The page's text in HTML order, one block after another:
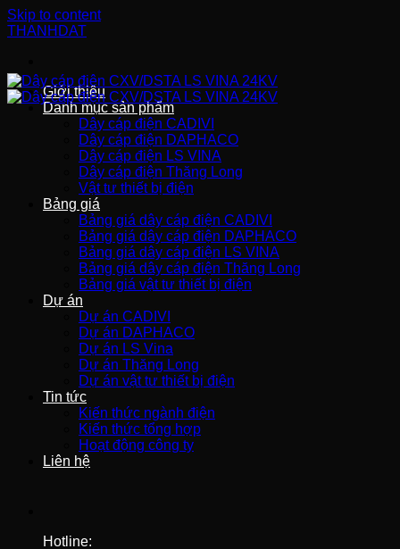
Skip to content
THANHDAT
Giới thiệu
Danh mục sản phẩm
Dây cáp điện CADIVI
Dây cáp điện DAPHACO
Dây cáp điện LS VINA
Dây cáp điện Thăng Long
Vật tư thiết bị điện
Bảng giá
Bảng giá dây cáp điện CADIVI
Bảng giá dây cáp điện DAPHACO
Bảng giá dây cáp điện LS VINA
Bảng giá dây cáp điện Thăng Long
Bảng giá vật tư thiết bị điện
Dự án
Dự án CADIVI
Dự án DAPHACO
Dự án LS Vina
Dự án Thăng Long
Dự án vật tư thiết bị điện
Tin tức
Kiến thức ngành điện
Kiến thức tổng hợp
Hoạt động công ty
Liên hệ
Hotline: